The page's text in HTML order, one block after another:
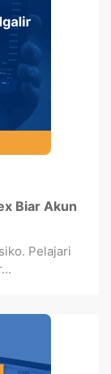
Biar Akun
Pelajari